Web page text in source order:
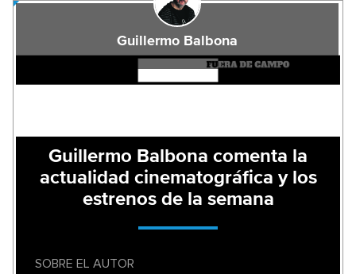
Guillermo Balbona
Guillermo Balbona comenta la
actualidad cinematográfica y los
estrenos de la semana
SOBRE EL AUTOR